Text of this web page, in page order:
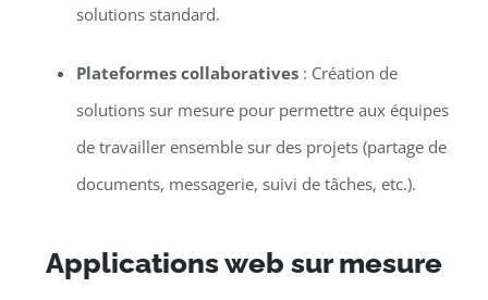
solutions standard.
Plateformes collaboratives: Création de
solutions sur mesure pour permettre aux équipes
de travailler ensemble sur des projets (partage de
documents, messagerie, suivi de tâches, etc.).
Applications web sur mesure